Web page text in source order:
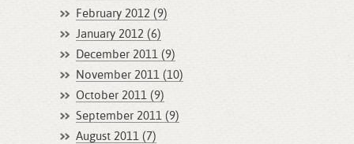
February 2012 (9)
January 2012 (6)
December 2011 (9)
November 2011 (10)
October 2011 (9)
September 2011 (9)
August 2011 (7)